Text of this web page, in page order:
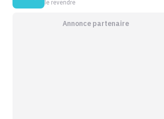
le revendre
Annonce partenaire